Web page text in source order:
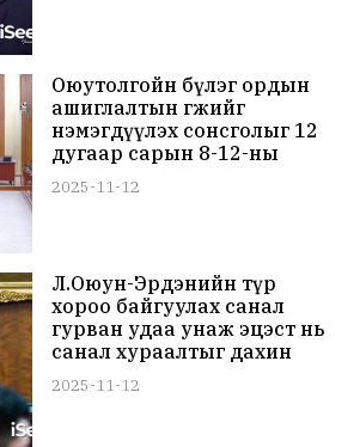
Оюутолгойн бүлэг ордын
ашиглалтын өгөөжийг
нэмэгдүүлэх сонсголыг 12
дугаар сарын 8-12-ны
байгуулахаар товлов
2025-11-12
Л.Оюун-Эрдэнийн түр
хороо байгуулах санал
гурван удаа унаж эцэст нь
санал хураалтыг дахин
явуулсан ч дэмжигдсэнгүй
2025-11-12